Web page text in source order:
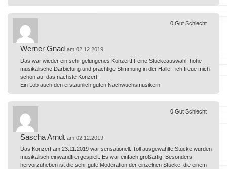
Werner Gnad am 02.12.2019
Das war wieder ein sehr gelungenes Konzert! Feine Stückeauswahl, hohe
musikalische Darbietung und prächtige Stimmung in der Halle - ich freue mich
schon auf das nächste Konzert!
Ein Lob auch den erstaunlich guten Nachwuchsmusikern.
0 Gut Schlecht
Sascha Arndt am 02.12.2019
Das Konzert am 23.11.2019 war sensationell. Toll ausgewählte Stücke wurden
musikalisch einwandfrei gespielt. Es war einfach großartig. Besonders
hervorzuheben ist die sehr gute Moderation der einzelnen Stücke, die einem
0 Gut Schlecht